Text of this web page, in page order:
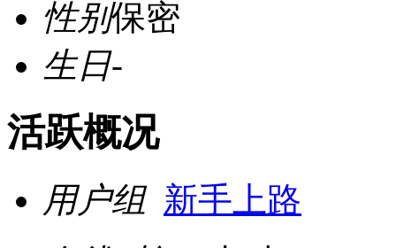
性别保密
生日-
活跃概况
用户组 新手上路